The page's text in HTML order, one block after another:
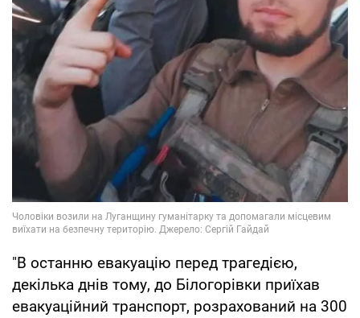
"В останню евакуацію перед трагедією,
декілька днів тому, до Білогорівки приїхав
евакуаційний транспорт, розрахований на 300